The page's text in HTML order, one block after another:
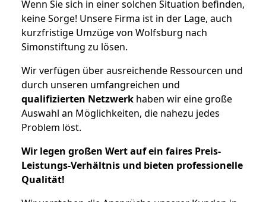
Wenn Sie sich in einer solchen Situation befinden,
keine Sorge! Unsere Firma ist in der Lage, auch
kurzfristige Umzüge von Wolfsburg nach
Simonstiftung zu lösen.
Wir verfügen über ausreichende Ressourcen und
durch unseren umfangreichen und
qualifizierten Netzwerk haben wir eine große
Auswahl an Möglichkeiten, die nahezu jedes
Problem löst.
Wir legen großen Wert auf ein faires Preis-
Leistungs-Verhältnis und bieten professionelle
Qualität!